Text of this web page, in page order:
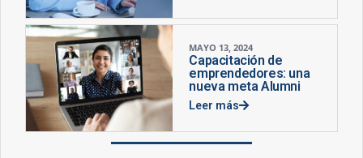
MAYO 13, 2024
Capacitación de
emprendedores: una
nueva meta Alumni
Leer más